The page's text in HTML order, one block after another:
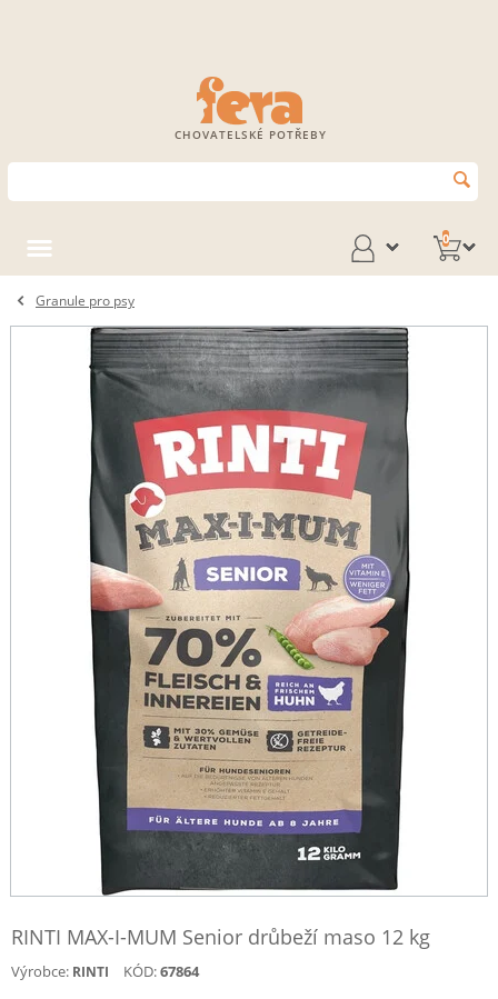
CHOVATELSKÉ POTŘEBY
0
Granule pro psy
RINTI MAX-I-MUM Senior drůbeží maso 12 kg
Výrobce: RINTI KÓD:67864